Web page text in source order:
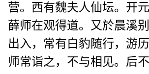
营。西有魏夫人仙坛。开
薛师在观得道。又於晨溪
出入，常有白豹随行，游
师常诣之，不与相见。后不